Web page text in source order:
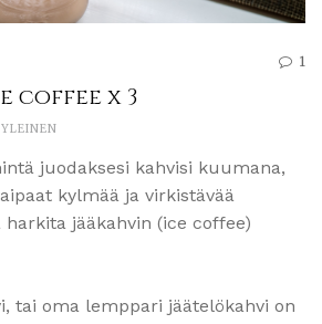
1
coffee x 3
YLEINEN
juodaksesi kahvisi kuumana,
kylmää ja virkistävää
jääkahvin (ice coffee)
tai oma lemppari jäätelökahvi on